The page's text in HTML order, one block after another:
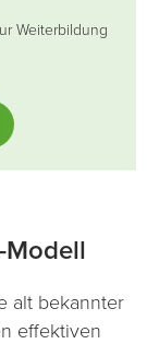
Weiterbildung
Modell
alt bekannter
effektiven